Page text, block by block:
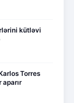
kütləvi
Torres